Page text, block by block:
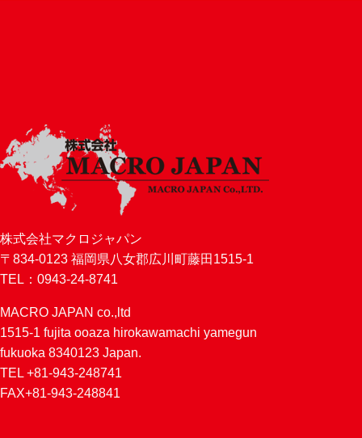
株式会社マクロジャパン
〒834-0123 福岡県八女郡広川町藤田1515-1
TEL：0943-24-8741
MACRO JAPAN co.,ltd
1515-1 fujita ooaza hirokawamachi yamegun
fukuoka 8340123 Japan.
TEL +81-943-248741
FAX+81-943-248841